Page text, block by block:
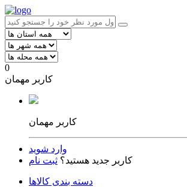
0
کاربر مهمان
کاربر مهمان
وارد شوید
کاربر جدید هستید؟ ثبت نام
دسته بندی کالاها